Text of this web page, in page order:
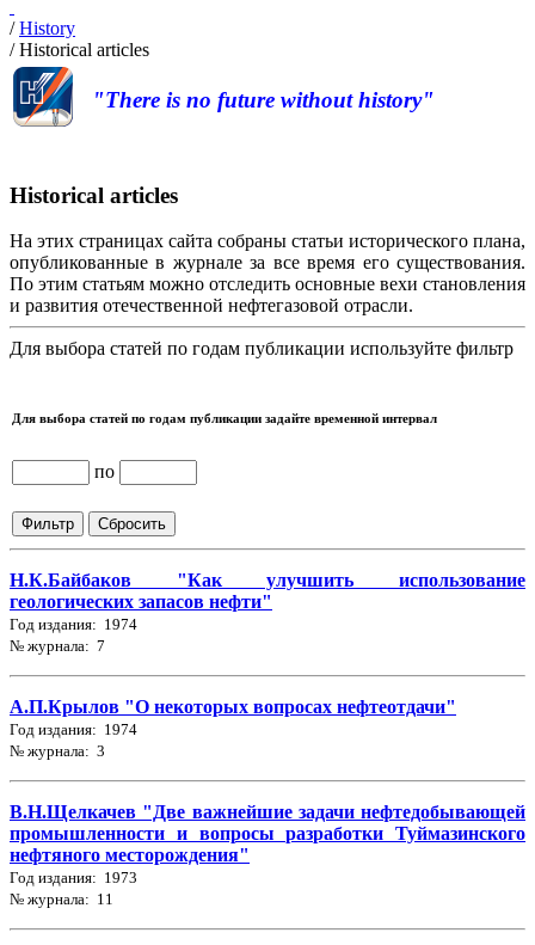
/History
/Historical articles
"There is no future without history"
Historical articles
На этих страницах сайта собраны статьи исторического плана,
опубликованные в журнале за все время его существования.
По этим статьям можно отследить основные вехи становления
и развития отечественной нефтегазовой отрасли.
Для выбора статей по годам публикации используйте фильтр
Для выбора статей по годам публикации задайте временной интервал
по
Н.К.Байбаков "Как улучшить использование
геологических запасов нефти"
Год издания: 1974
№ журнала: 7
А.П.Крылов "О некоторых вопросах нефтеотдачи"
Год издания: 1974
№ журнала: 3
В.Н.Щелкачев "Две важнейшие задачи нефтедобывающей
промышленности и вопросы разработки Туймазинского
нефтяного месторождения"
Год издания: 1973
№ журнала: 11